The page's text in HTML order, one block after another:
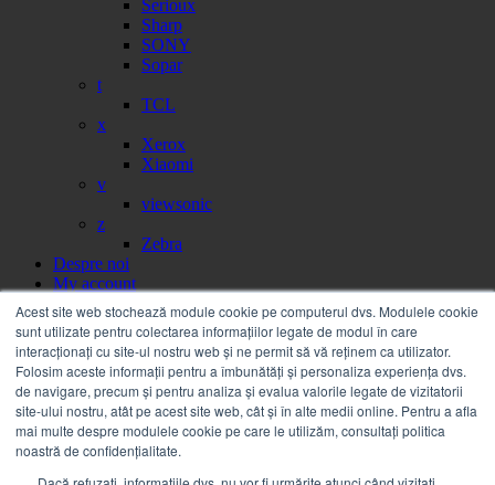
Acest site web stochează module cookie pe computerul dvs. Modulele cookie
sunt utilizate pentru colectarea informațiilor legate de modul în care
interacționați cu site-ul nostru web și ne permit să vă reținem ca utilizator.
Folosim aceste informații pentru a îmbunătăți și personaliza experiența dvs.
de navigare, precum și pentru analiza și evalua valorile legate de vizitatorii
site-ului nostru, atât pe acest site web, cât și în alte medii online. Pentru a afla
mai multe despre modulele cookie pe care le utilizăm, consultați politica
noastră de confidențialitate.
Serioux
Sharp
SONY
Sopar
t
TCL
x
Xerox
Xiaomi
v
viewsonic
z
Zebra
Despre noi
My account
Partener
Portal facturi
Sesizare
Citire contor
Help
Servicii
Service on call
Estico – Soluții de Print & IT pentru Companii
FSMA – Full Service Maintenance Agreement